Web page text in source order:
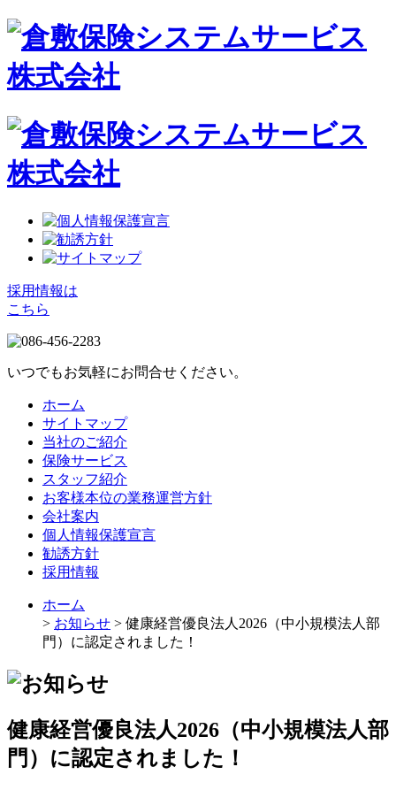
採用情報は
こちら
いつでもお気軽にお問合せください。
ホーム
サイトマップ
当社のご紹介
保険サービス
スタッフ紹介
お客様本位の業務運営方針
会社案内
個人情報保護宣言
勧誘方針
採用情報
ホーム
> お知らせ > 健康経営優良法人2026（中小規模法人部
門）に認定されました！
健康経営優良法人2026（中小規模法人部
門）に認定されました！